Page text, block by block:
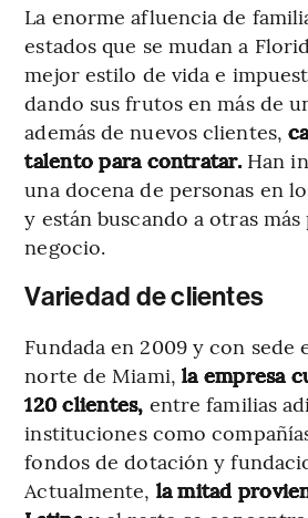
La enorme afluencia de
estados que se mudan a
mejor estilo de vida e
dando sus frutos en más de
además de nuevos clientes,
talento para contratar.Han
una docena de personas en
y están buscando a otras
negocio.
Variedad de clientes
Fundada en 2009 y con sede
norte de Miami, la empresa
120 clientes, entre familias
instituciones como
fondos de dotación y
Actualmente, la mitad